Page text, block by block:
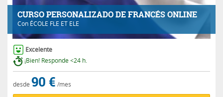
CURSO PERSONALIZADO DE FRANCÉS ONLINE
Con ÉCOLE FLE ET ELE
Excelente
¡Bien! Responde <24 h.
desde 90 € /mes